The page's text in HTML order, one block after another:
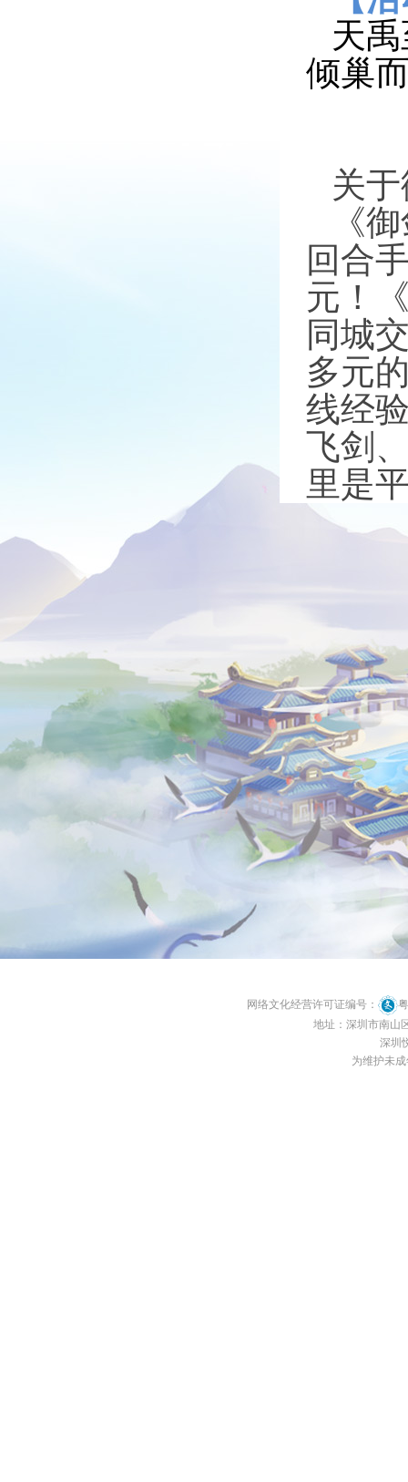
天
倾巢
关
《
回合
元！
同城
多元
线经
飞剑
里是
网络文化经营许可证编号：
地址：深圳市南山
深圳
为维护未